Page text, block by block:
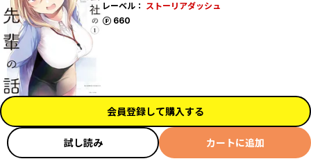
レーベル： ストーリアダッシュ
660
ポイント
会員登録して購入する
試し読み カートに追加